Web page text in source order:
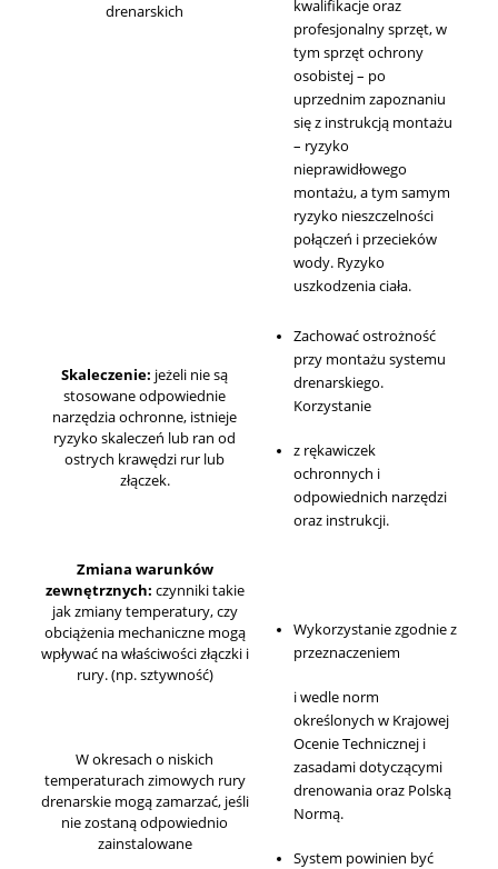
drenarskich
kwalifikacje oraz
profesjonalny sprzęt, w
tym sprzęt ochrony
osobistej – po
uprzednim zapoznaniu
się z instrukcją montażu
– ryzyko
nieprawidłowego
montażu, a tym samym
ryzyko nieszczelności
połączeń i przecieków
wody. Ryzyko
uszkodzenia ciała.
Skaleczenie: jeżeli nie są
stosowane odpowiednie
narzędzia ochronne, istnieje
ryzyko skaleczeń lub ran od
ostrych krawędzi rur lub
złączek.
Zachować ostrożność
przy montażu systemu
drenarskiego.
Korzystanie
z rękawiczek
ochronnych i
odpowiednich narzędzi
oraz instrukcji.
Zmiana warunków
zewnętrznych: czynniki takie
jak zmiany temperatury, czy
obciążenia mechaniczne mogą
wpływać na właściwości złączki i
rury. (np. sztywność)
W okresach o niskich
temperaturach zimowych rury
drenarskie mogą zamarzać, jeśli
nie zostaną odpowiednio
zainstalowane
Wykorzystanie zgodnie z
przeznaczeniem
i wedle norm
określonych w Krajowej
Ocenie Technicznej i
zasadami dotyczącymi
drenowania oraz Polską
Normą.
System powinien być